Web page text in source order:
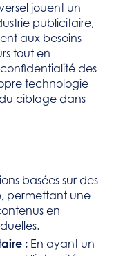
jouent un
publicitaire,
aux besoins
tout en
des
technologie
ciblage dans
basées sur des
permettant une
en
: En ayant un